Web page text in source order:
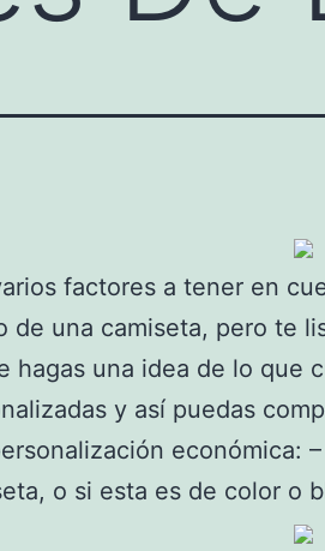
factores a tener en
de una camiseta, pero te
hagas una idea de lo que
y así puedas
económica:
o si esta es de color o